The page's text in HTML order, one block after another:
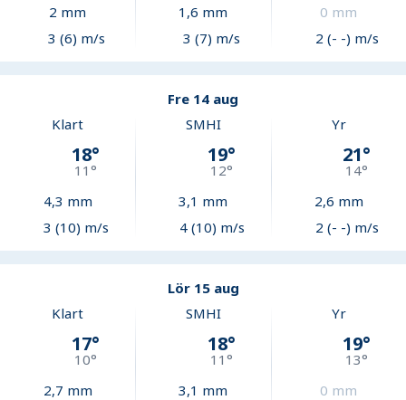
2 mm
3 (6) m/s
1,6 mm
3 (7) m/s
0 mm
2 (- -) m/s
Fre 14 aug
Klart
18°
11°
4,3 mm
3 (10) m/s
SMHI
19°
12°
3,1 mm
4 (10) m/s
Yr
21°
14°
2,6 mm
2 (- -) m/s
Lör 15 aug
Klart
17°
10°
2,7 mm
SMHI
18°
11 °
3,1 mm
Yr
19°
13°
0 mm